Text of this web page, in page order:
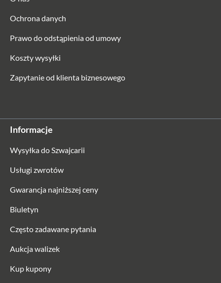
Ochrona danych
Prawo do odstąpienia od umowy
Koszty wysyłki
Zapytanie od klienta biznesowego
Informacje
Wysyłka do Szwajcarii
Usługi zwrotów
Gwarancja najniższej ceny
Biuletyn
Często zadawane pytania
Aukcja walizek
Kup kupony